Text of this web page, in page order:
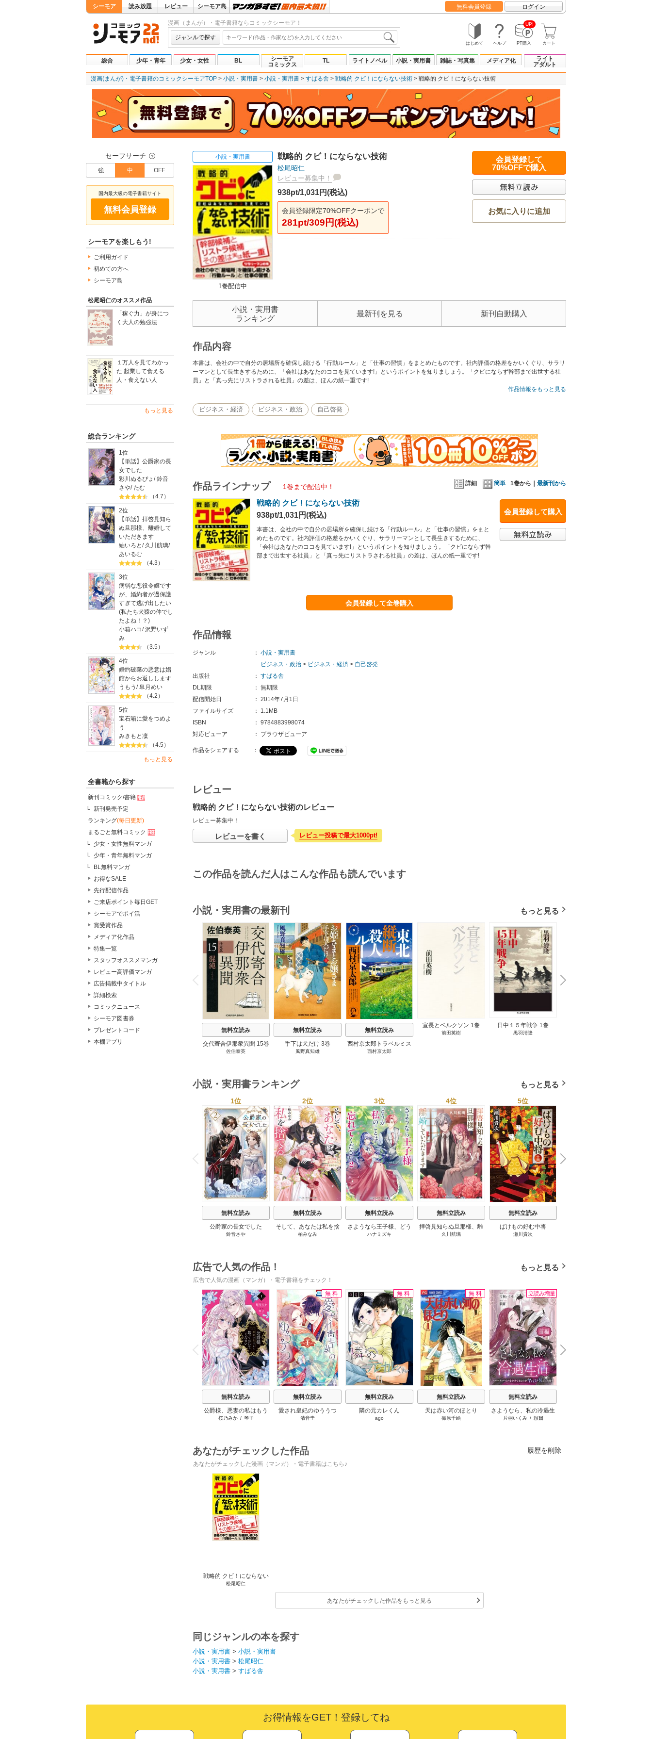
シーモア 読み放題 レビュー シーモア島 無料会員登録 ログイン
漫画（まんが）・電子書籍ならコミックシーモア！
ジャンルで探す
はじめて ヘルプ
UP!
PT購入 カート
総合 少年・青年 少女・女性 BL
シーモア
コミックス
TL ライトノベル 小説・実用書 雑誌・写真集 メディア化
ライト
アダルト
漫画(まんが)・電子書籍のコミックシーモアTOP 小説・実用書 小説・実用書 すばる舎 戦略的 クビ！にならない技術 戦略的 クビ！にならない技術
セーフサーチ ？
強 中 OFF
国内最大級の電子書籍サイト
無料会員登録
シーモアを楽しもう!
ご利用ガイド
初めての方へ
シーモア島
松尾昭仁のオススメ作品
「稼ぐ力」が身につ
く大人の勉強法
１万人を見てわかっ
た 起業して食える
人・食えない人
もっと見る
総合ランキング
1位
【単話】公爵家の長
女でした
彩川ぬるぴょ /鈴音
さや/たむ
（4.7）
2位
【単話】拝啓見知ら
ぬ旦那様、離婚して
いただきます
紬いろと / 久川航璃/
あいるむ
（4.3）
3位
病弱な悪役令嬢です
が、婚約者が過保護
すぎて逃げ出したい
(私たち犬猿の仲でし
たよね！？)
小箱ハコ/沢野いず
み
（3.5）
4位
婚約破棄の悪意は娼
館からお返しします
うもう /皐月めい
（4.2）
5位
宝石箱に愛をつめよ
う
みきもと凜
（4.5）
もっと見る
全書籍から探す
新刊コミック/書籍
新刊発売予定
ランキング(毎日更新)
まるごと無料コミック
少女・女性無料マンガ
少年・青年無料マンガ
BL無料マンガ
お得なSALE
先行配信作品
ご来店ポイント毎日GET
シーモアでポイ活
賞受賞作品
メディア化作品
特集一覧
スタッフオススメマンガ
レビュー高評価マンガ
広告掲載中タイトル
詳細検索
コミックニュース
シーモア図書券
プレゼントコード
本棚アプリ
小説・実用書
1巻配信中
戦略的 クビ！にならない技術
松尾昭仁
レビュー募集中！
938pt/1,031円(税込)
会員登録限定70%OFFクーポンで
281pt/309円(税込)
会員登録して
70%OFFで購入
お気に入りに追加
小説・実用書
ランキング
最新刊を見る 新刊自動購入
作品内容
本書は、会社の中で自分の居場所を確保し続ける「行動ルール」と「仕事の習慣」をまとめたものです。社内評価の格差をかいくぐり、サラリ
ーマンとして長生きするために、「会社はあなたのココを見ています!」というポイントを知りましょう。「クビにならず幹部まで出世する社
員」と「真っ先にリストラされる社員」の差は、ほんの紙一重です!
作品情報をもっと見る
ビジネス・経済 ビジネス・政治 自己啓発
詳細 簡単 1巻から｜ 最新刊から
作品ラインナップ 1巻まで配信中！
会員登録して購入
戦略的 クビ！にならない技術
938pt/1,031円(税込)
本書は、会社の中で自分の居場所を確保し続ける「行動ルール」と「仕事の習慣」をまと
めたものです。社内評価の格差をかいくぐり、サラリーマンとして長生きするために、
「会社はあなたのココを見ています!」というポイントを知りましょう。「クビにならず幹
部まで出世する社員」と「真っ先にリストラされる社員」の差は、ほんの紙一重です!
会員登録して全巻購入
作品情報
ジャンル ： 小説・実用書
ビジネス・政治 > ビジネス・経済 > 自己啓発
出版社
： すばる舎
DL期限
： 無期限
配信開始日
： 2014年7月1日
ファイルサイズ
：
1.1MB
ISBN
： 9784883998074
対応ビューア
： ブラウザビューア
作品をシェアする ：
レビュー
戦略的 クビ！にならない技術のレビュー
レビュー募集中！
レビューを書く レビュー投稿で最大1000pt!
この作品を読んだ人はこんな作品も読んでいます
小説・実用書の最新刊 もっと見る
P
r
e
i
o
u
s
無料立読み
交代寄合伊那衆異聞 15巻
佐伯泰英
無料立読み
手下は犬だけ 3巻
風野真知雄
無料立読み
西村京太郎トラベルミス
テリー・セレクション 2
西村京太郎
宣長とベルクソン 1巻
前田英樹
日中１５年戦争 1巻
黒羽清隆
N
e
x
t
小説・実用書ランキング もっと見る
P
r
e
v
i
o
u
s
1位
無料立読み
公爵家の長女でした
鈴音さや
2位
無料立読み
そして、あなたは私を捨
てる
柏みなみ
3位
無料立読み
さようなら王子様、どう
か私のことは忘れてくだ
ハナミズキ
4位
無料立読み
拝啓見知らぬ旦那様、離
婚していただきます
久川航璃
5位
無料立読み
ばけもの好む中将
瀬川貴次
N
e
x
t
広告で人気の作品！ もっと見る
広告で人気の漫画（マンガ）・電子書籍をチェック！
P
r
e
v
i
o
u
s
無料立読み
公爵様、悪妻の私はもう
放っておいてください
桜乃みか/ 琴子
無料
無料立読み
愛され皇妃のゆううつ
清音圭
無料
無料立読み
隣の元カレくん
ago
無料
無料立読み
天は赤い河のほとり
篠原千絵
立読み増量
無料立読み
さようなら、私の冷遇生
活 ～パーティーで声をか
片桐いくみ/ 頼爾
N
e
x
t
あなたがチェックした作品 履歴を削除
あなたがチェックした漫画（マンガ）・電子書籍はこちら♪
戦略的 クビ！にならない
技術
松尾昭仁
あなたがチェックした作品をもっと見る
同じジャンルの本を探す
小説・実用書 > 小説・実用書
小説・実用書 > 松尾昭仁
小説・実用書 > すばる舎
お得情報をGET！登録してね